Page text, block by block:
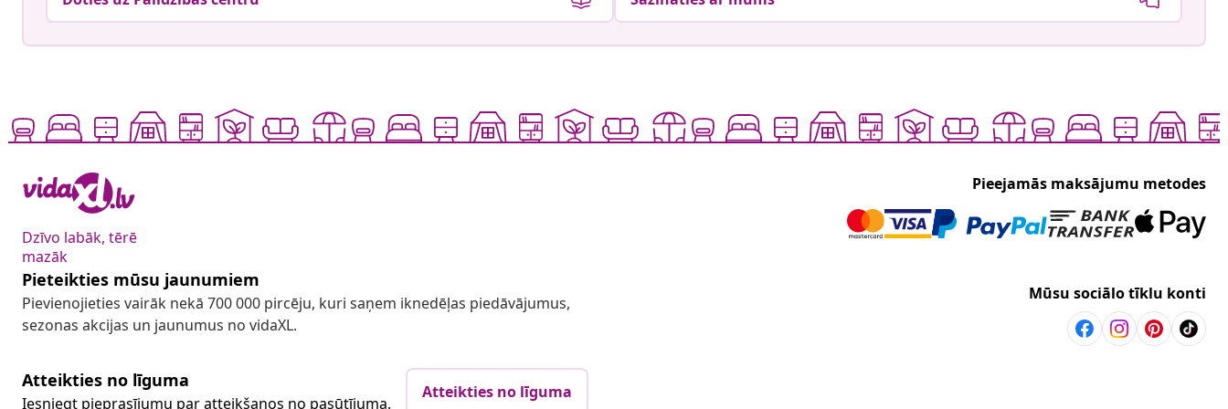
Dzīvo labāk, tērē
mazāk
Pieejamās maksājumu metodes
Pieteikties mūsu jaunumiem
Pievienojieties vairāk nekā 700 000 pircēju, kuri saņem iknedēļas piedāvājumus,
sezonas akcijas un jaunumus no vidaXL.
Mūsu sociālo tīklu konti
Atteikties no līguma
Iesniegt pieprasījumu par atteikšanos no pasūtījuma.
Atteikties no līguma